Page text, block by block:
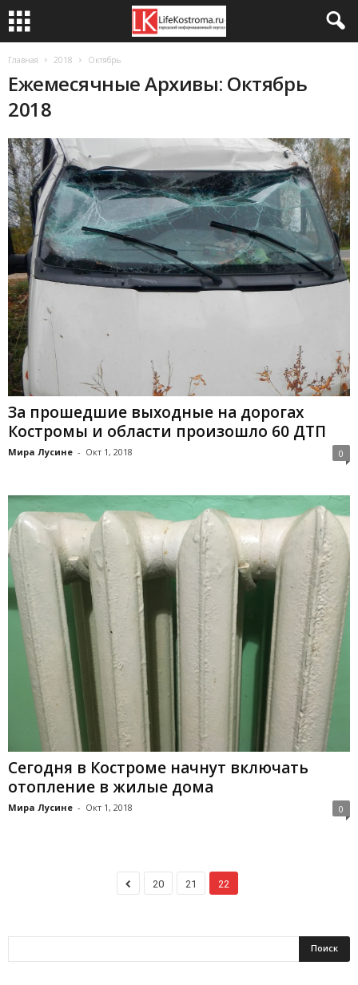
Главная 2018 Октябрь
Ежемесячные Архивы: Октябрь
2018
За прошедшие выходные на дорогах
Костромы и области произошло 60 ДТП
Мира Лусине - Окт 1, 2018 0
Сегодня в Костроме начнут включать
отопление в жилые дома
Мира Лусине - Окт 1, 2018 0
20 21 22